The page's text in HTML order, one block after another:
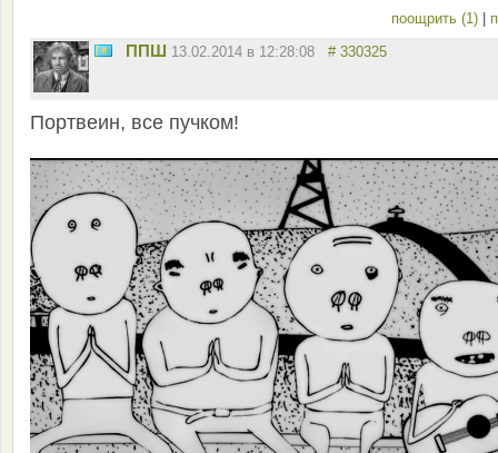
поощрить (1)
ППШ 13.02.2014 в 12:28:08 # 330325
Портвеин, все пучком!